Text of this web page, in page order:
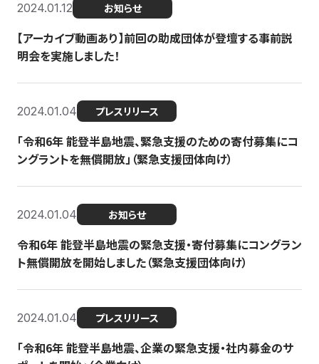
2024.01.12 お知らせ
【アーカイブ動画あり】前回の助成団体が登壇する事前説
明会を実施しました！
2024.01.04 プレスリリース
「令和6年 能登半島地震、緊急支援のための寄付募集にコ
ングラントを無償開放」（緊急支援団体向け）
2024.01.04 お知らせ
令和6年 能登半島地震の緊急支援・寄付募集にコングラン
ト無償開放を開始しました（緊急支援団体向け）
2024.01.04 プレスリリース
「令和6年 能登半島地震、企業の緊急支援・社内募金のサ